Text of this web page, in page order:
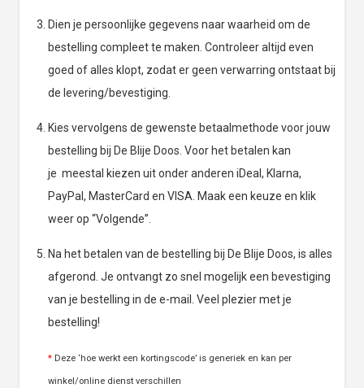
Dien je persoonlijke gegevens naar waarheid om de
bestelling compleet te maken. Controleer altijd even
goed of alles klopt, zodat er geen verwarring ontstaat bij
de levering/bevestiging.
Kies vervolgens de gewenste betaalmethode voor jouw
bestelling bij De Blije Doos. Voor het betalen kan
je meestal kiezen uit onder anderen iDeal, Klarna,
PayPal, MasterCard en VISA. Maak een keuze en klik
weer op “Volgende”.
Na het betalen van de bestelling bij De Blije Doos, is alles
afgerond. Je ontvangt zo snel mogelijk een bevestiging
van je bestelling in de e-mail. Veel plezier met je
bestelling!
* Deze ‘hoe werkt een kortingscode’ is generiek en kan per
winkel/online dienst verschillen